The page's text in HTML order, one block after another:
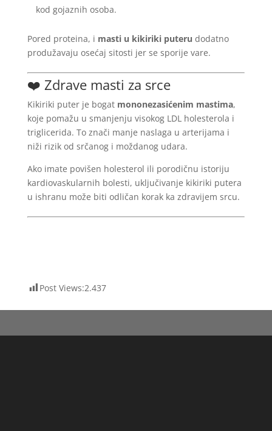
kod gojaznih osoba.
Pored proteina, i masti u kikiriki puteru dodatno
produžavaju osećaj sitosti jer se sporije vare.
❤️ Zdrave masti za srce
Kikiriki puter je bogat mononezasićenim mastima,
koje pomažu u smanjenju visokog LDL holesterola i
triglicerida. To znači manje naslaga u arterijama i
niži rizik od srčanog i moždanog udara.
Ako imate povišen holesterol ili porodičnu istoriju
kardiovaskularnih bolesti, uključivanje kikiriki putera
u ishranu može biti odličan korak ka zdravijem srcu.
Post Views:2.437